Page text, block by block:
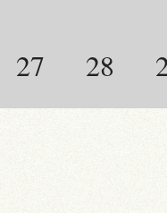
27 28